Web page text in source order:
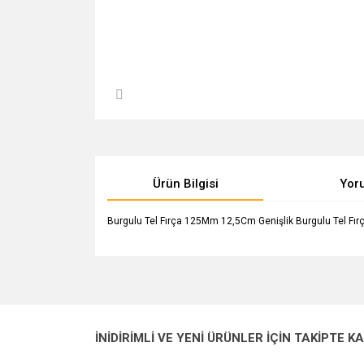
Ürün Bilgisi
Burgulu Tel Fırça 125Mm 12,5Cm Genişlik Burgulu Tel
Ürün açıklamasında eksik bilgiler bulunuyor.
İNİDİRİMLİ VE YENİ ÜRÜNLER İÇİN TAKİPTE